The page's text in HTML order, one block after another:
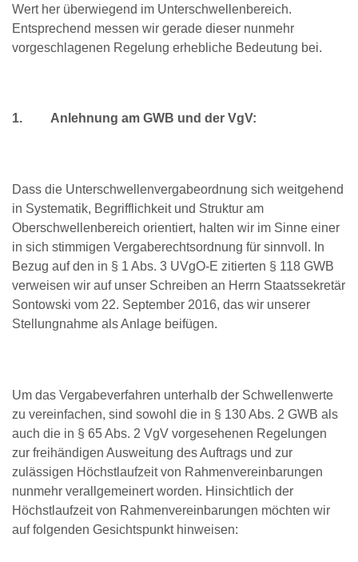
Wert her überwiegend im Unterschwellenbereich.
Entsprechend messen wir gerade dieser nunmehr
vorgeschlagenen Regelung erhebliche Bedeutung bei.
1. Anlehnung am GWB und der VgV:
Dass die Unterschwellenvergabeordnung sich weitgehend
in Systematik, Begrifflichkeit und Struktur am
Oberschwellenbereich orientiert, halten wir im Sinne einer
in sich stimmigen Vergaberechtsordnung für sinnvoll. In
Bezug auf den in § 1 Abs. 3 UVgO-E zitierten § 118 GWB
verweisen wir auf unser Schreiben an Herrn Staatssekretär
Sontowski vom 22. September 2016, das wir unserer
Stellungnahme als Anlage beifügen.
Um das Vergabeverfahren unterhalb der Schwellenwerte
zu vereinfachen, sind sowohl die in § 130 Abs. 2 GWB als
auch die in § 65 Abs. 2 VgV vorgesehenen Regelungen
zur freihändigen Ausweitung des Auftrags und zur
zulässigen Höchstlaufzeit von Rahmenvereinbarungen
nunmehr verallgemeinert worden. Hinsichtlich der
Höchstlaufzeit von Rahmenvereinbarungen möchten wir
auf folgenden Gesichtspunkt hinweisen: